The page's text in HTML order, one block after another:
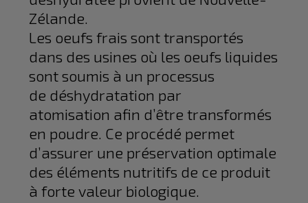
Zélande.
Les oeufs frais sont transportés
dans des usines où les oeufs liquides
sont soumis à un processus
de déshydratation par
atomisation afin d’être transformés
en poudre. Ce procédé permet
d’assurer une préservation optimale
des éléments nutritifs de ce produit
à forte valeur biologique.